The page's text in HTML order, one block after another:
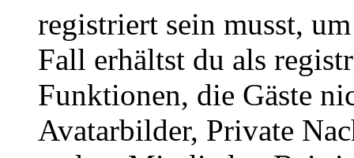
registriert sein musst,
Fall erhältst du als
Funktionen, die Gäste
Avatarbilder, Private